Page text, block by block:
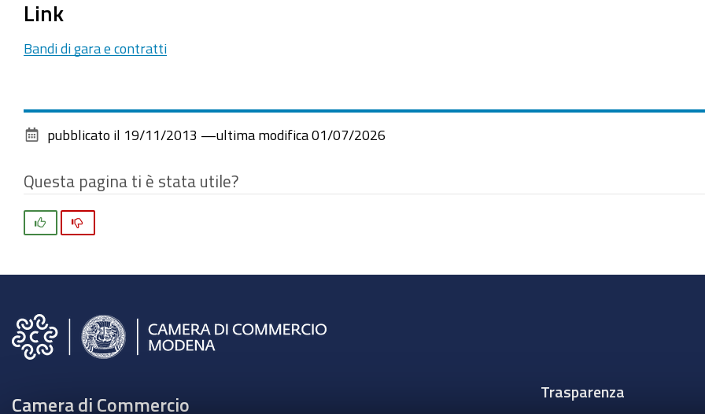
Link
Bandi di gara e contratti
pubblicato il 19/11/2013 —ultima modifica 01/07/2026
Questa pagina ti è stata utile?
Camera di Commercio
Trasparenza